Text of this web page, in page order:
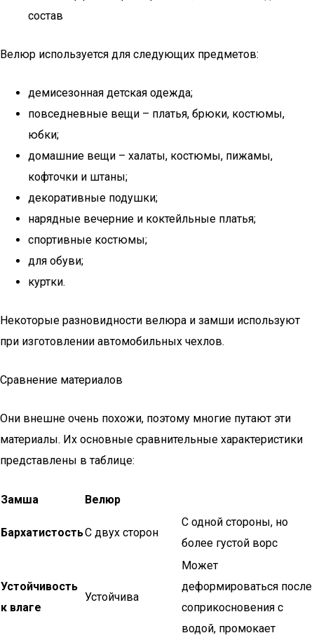
состав
Велюр используется для следующих предметов:
демисезонная детская одежда;
повседневные вещи – платья, брюки, костюмы,
юбки;
домашние вещи – халаты, костюмы, пижамы,
кофточки и штаны;
декоративные подушки;
нарядные вечерние и коктейльные платья;
спортивные костюмы;
для обуви;
куртки.
Некоторые разновидности велюра и замши используют
при изготовлении автомобильных чехлов.
Сравнение материалов
Они внешне очень похожи, поэтому многие путают эти
материалы. Их основные сравнительные характеристики
представлены в таблице:
Замша Велюр
БархатистостьС двух сторон
С одной стороны, но
более густой ворс
Устойчивость
к влаге
Устойчива
Может
деформироваться после
соприкосновения с
водой, промокает